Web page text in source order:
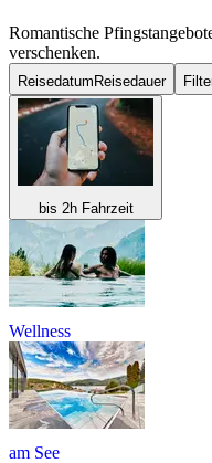
Romantische
verschenken.
Reisedatum Reisedauer
bis 2h Fahrzeit
Wellness
am See